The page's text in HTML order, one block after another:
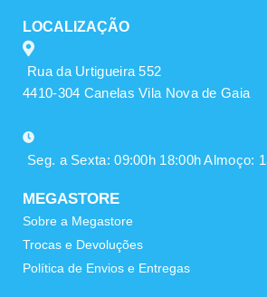
LOCALIZAÇÃO
Rua da Urtigueira 552
4410-304 Canelas Vila Nova de Gaia
Seg. a Sexta: 09:00h 18:00h Almoço:
MEGASTORE
Sobre a Megastore
Trocas e Devoluções
Política de Envios e Entregas